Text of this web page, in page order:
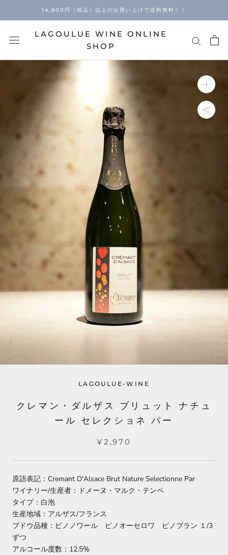
14,800円（税込）以上のお買い上げで送料無料！！
LAGOULUE WINE ONLINE
SHOP
LAGOULUE-WINE
クレマン・ダルザス ブリュット ナチュ
ール セレクショネ パー
¥2,970
原語表記：Cremant D'Alsace Brut Nature Selectionne Par
ワイナリー/生産者：ドメーヌ・マルク・テンペ
タイプ：白泡
生産地域：アルザス/フランス
ブドウ品種：ピノノワール ピノオーセロワ ピノブラン １/3
ずつ
アルコール度数：12.5%